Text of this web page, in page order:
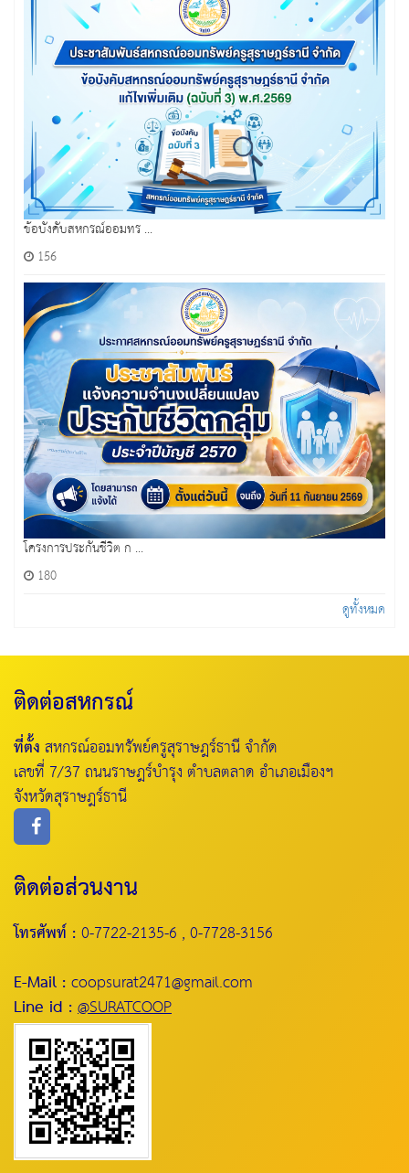
ข้อบังคับสหกรณ์ออมทร ...
156
โครงการประกันชีวิต ก ...
180
ดูทั้งหมด
ติดต่อสหกรณ์
ที่ตั้งสหกรณ์ออมทรัพย์ครูสุราษฎร์ธานี จำกัด
เลขที่ 7/37 ถนนราษฎร์บำรุง ตำบลตลาด อำเภอเมืองฯ
จังหวัดสุราษฎร์ธานี
ติดต่อส่วนงาน
โทรศัพท์ :0-7722-2135-6 , 0-7728-3156
E-Mail :coopsurat2471@gmail.com
Line id :@SURATCOOP